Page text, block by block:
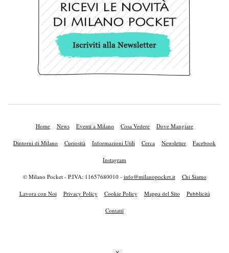
Home News Eventi a Milano Cosa Vedere Dove Mangiare
Dintorni di Milano Curiosità Informazioni Utili Cerca Newsletter Facebook
Instagram
© Milano Pocket - P.IVA: 11657680010 - info@milanopocket.it Chi Siamo
Lavora con Noi Privacy Policy Cookie Policy Mappa del Sito Pubblicità
Contatti